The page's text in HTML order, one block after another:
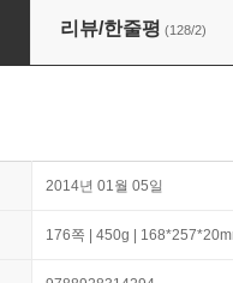
3 직업
리뷰/한줄평 (128/2)
2014년 01월 05일
176쪽 | 450g |